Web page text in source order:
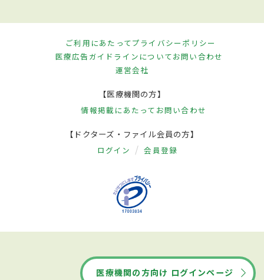
ご利用にあたってプライバシーポリシー
医療広告ガイドラインについてお問い合わせ
運営会社
【医療機関の方】
情報掲載にあたって お問い合わせ
【ドクターズ・ファイル会員の方】
ログイン 会員登録
医療機関の方向け ログインページ